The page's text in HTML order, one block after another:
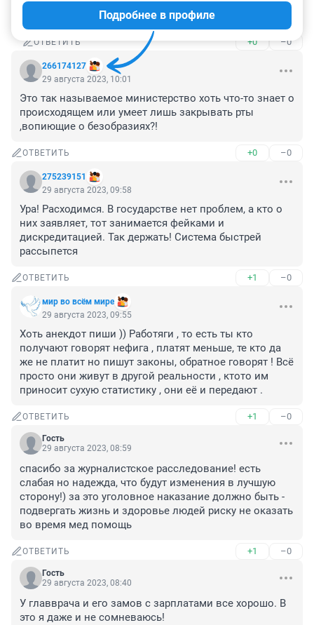
АППАРАТ ЭКГ ! смешно звучит
ОТВЕТИТЬ +0 –0
266174127
Подробнее в профиле
29 августа 2023, 10:01
Это так называемое министерство хоть что-то знает о
происходящем или умеет лишь закрывать рты
,вопиющие о безобразиях?!
ОТВЕТИТЬ +0 –0
275239151
29 августа 2023, 09:58
Ура! Расходимся. В государстве нет проблем, а кто о
них заявляет, тот занимается фейками и
дискредитацией. Так держать! Система быстрей
рассыпется
ОТВЕТИТЬ +1 –0
мир во всём мире
29 августа 2023, 09:55
Хоть анекдот пиши )) Работяги , то есть ты кто
получают говорят нефига , платят меньше, те кто да
же не платит но пишут законы, обратное говорят ! Всё
просто они живут в другой реальности , ктото им
приносит сухую статистику , они её и передают .
ОТВЕТИТЬ +1 –0
Гость
29 августа 2023, 08:59
спасибо за журналистское расследование! есть
слабая но надежда, что будут изменения в лучшую
сторону!) за это уголовное наказание должно быть -
подвергать жизнь и здоровье людей риску не оказать
во время мед помощь
ОТВЕТИТЬ +1 –0
Гость
29 августа 2023, 08:40
У главврача и его замов с зарплатами все хорошо. В
это я даже и не сомневаюсь!